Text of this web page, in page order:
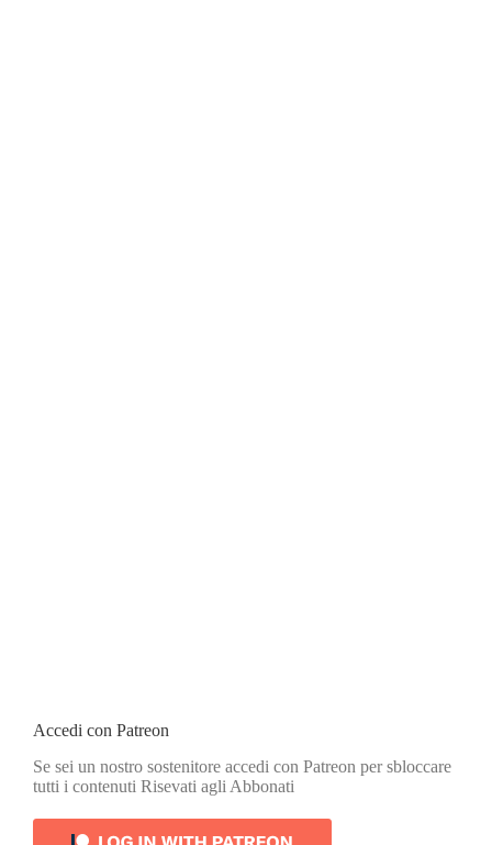
Accedi con Patreon
Se sei un nostro sostenitore accedi con Patreon per sbloccare
tutti i contenuti Risevati agli Abbonati